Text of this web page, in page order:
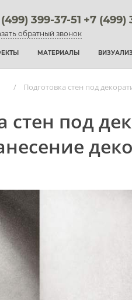
399-37-51 +7 (499)
обратный звонок
МАТЕРИАЛЫМатериалы
фасадов
Подготовка стен под
стен под